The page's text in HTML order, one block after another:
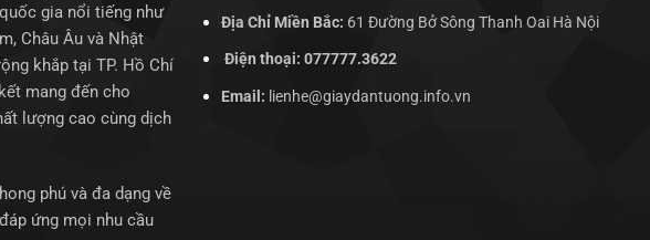
gia nổi tiếng như
Châu Âu và Nhật
khắp tại TP. Hồ Chí
mang đến cho
lượng cao cùng dịch
phú và đa dạng về
ứng mọi nhu cầu
Địa Chỉ Miền Bắc: 61 Đường Bở Sông Thanh Oai Hà Nội
Điện thoại: 077777.3622
Email: lienhe@giaydantuong.info.vn